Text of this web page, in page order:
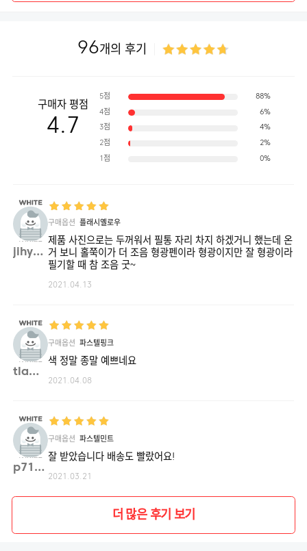
96개의 후기
구매자 평점
4.7
5점 88%
4점 6%
3점 4%
2점 2%
1점 0%
jihyu**
구매옵션 플래시옐로우
제품 사진으로는 두꺼워서 필통 자리 차지 하겠거니 했는데 온
거 보니 홀쭉이가 더 조음 형광펜이라 형광이지만 잘 형광이라
필기할 때 참 조음 굿~
2021.04.13
tlawl**
구매옵션 파스텔핑크
색 정말 종말 예쁘네요
2021.04.08
p7193**
구매옵션 파스텔민트
잘 받았습니다 배송도 빨랐어요!
2021.03.21
더 많은 후기 보기